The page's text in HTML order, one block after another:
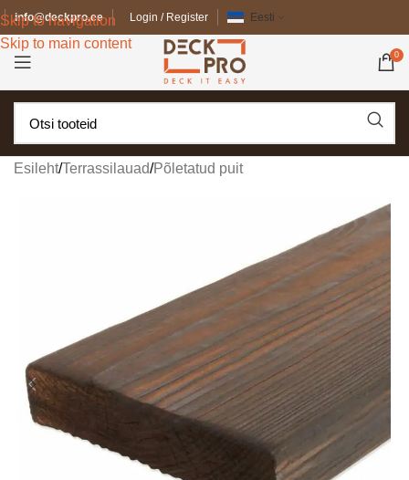
Skip to navigation
Skip to main content
info@deckpro.ee Login / Register Eesti
0
Esileht/Terrassilauad/Põletatud puit